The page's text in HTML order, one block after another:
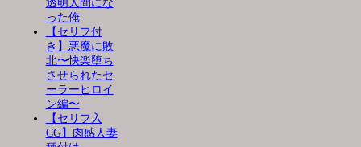
透明人間にな
った俺
【セリフ付
き】悪魔に敗
北〜快楽堕ち
させられたセ
ーラーヒロイ
ン編〜
【セリフ入
CG】肉感人妻